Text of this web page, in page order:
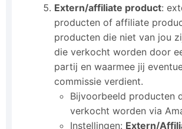
Extern/affiliate product:
producten of affiliate
producten die niet van jou
die verkocht worden door
partij en waarmee jij
commissie verdient.
Bijvoorbeeld producten
verkocht worden via
Instellingen: Extern/